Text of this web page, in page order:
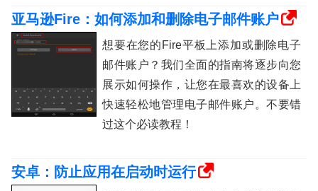
亚马逊Fire：如何添加和删除电子邮件账户
想要在您的Fire平板上添加或删除电子
邮件账户？我们全面的指南将逐步向您
展示如何操作，让您在最喜欢的设备上
快速轻松地管理电子邮件账户。不要错
过这个必读教程！
安卓：防止应用在启动时运行